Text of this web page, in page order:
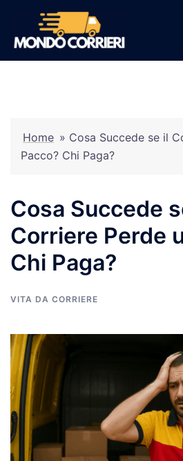
contenuto
Home » Cosa Succede se il
Pacco? Chi Paga?
Cosa Succede
Corriere Perde
Chi Paga?
VITA DA CORRIERE